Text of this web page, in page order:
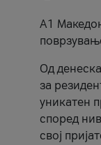
А1
Од
за
уникатен
според
свој